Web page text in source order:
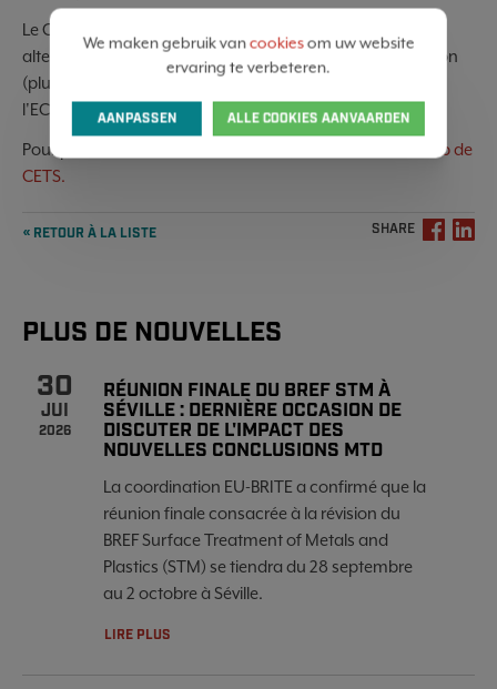
Le CETS reste disposé à continuer de chercher des
alternatives au trioxyde de chrome et à soutenir l'utilisation
(plus) sûre des substances SVHC/CMR. Également avec
l'ECHA.
Pour plus d'informations sur le CETS, consultez le
site Web de
CETS.
« RETOUR À LA LISTE SHARE
PLUS DE NOUVELLES
30
JUI
2026
RÉUNION FINALE DU BREF STM À
SÉVILLE : DERNIÈRE OCCASION DE
DISCUTER DE L'IMPACT DES
NOUVELLES CONCLUSIONS MTD
La coordination EU-BRITE a confirmé que la
réunion finale consacrée à la révision du
BREF Surface Treatment of Metals and
Plastics (STM) se tiendra du 28 septembre
au 2 octobre à Séville.
LIRE PLUS
We maken gebruik vancookiesom uw website
ervaring te verbeteren.
AANPASSEN ALLE COOKIES AANVAARDEN